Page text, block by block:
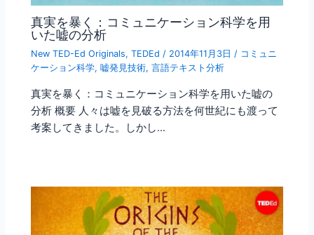
真実を暴く：コミュニケーション科学を用
いた嘘の分析
New TED-Ed Originals,TEDEd / 2014年11月3日/ コミュニ
ケーション科学,嘘発見技術,言語テキスト分析
真実を暴く：コミュニケーション科学を用いた嘘の
分析 概要 人々は嘘を見破る方法を何世紀にも渡って
考案してきました。しかし…